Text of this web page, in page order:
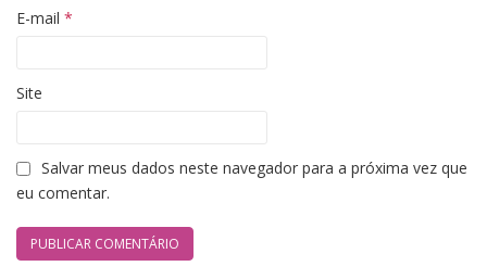
E-mail *
Site
Salvar meus dados neste navegador para a próxima vez que
eu comentar.